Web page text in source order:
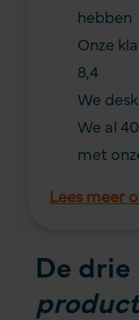
hebben
Onze
8,4
We
We al
met
Lees meer
De